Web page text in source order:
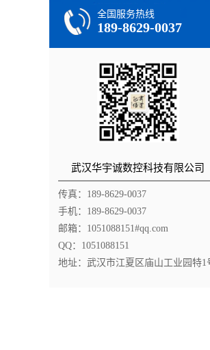
全国服务热线
189-8629-0037
武汉华宇诚数控科技有限公司
传真：189-8629-0037
手机：189-8629-0037
邮箱：1051088151#qq.com
QQ：1051088151
地址：武汉市江夏区庙山工业园特1